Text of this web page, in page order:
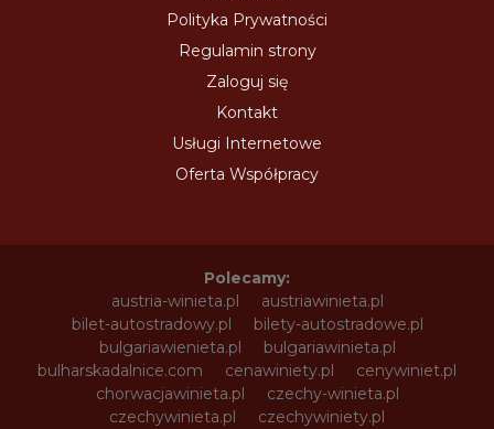
Polityka Prywatności
Regulamin strony
Zaloguj się
Kontakt
Usługi Internetowe
Oferta Współpracy
Polecamy:
austria-winieta.pl
austriawinieta.pl
bilet-autostradowy.pl
bilety-autostradowe.pl
bulgariawienieta.pl
bulgariawinieta.pl
bulharskadalnice.com
cenawiniety.pl
cenywiniet.pl
chorwacjawinieta.pl
czechy-winieta.pl
czechywinieta.pl
czechywiniety.pl